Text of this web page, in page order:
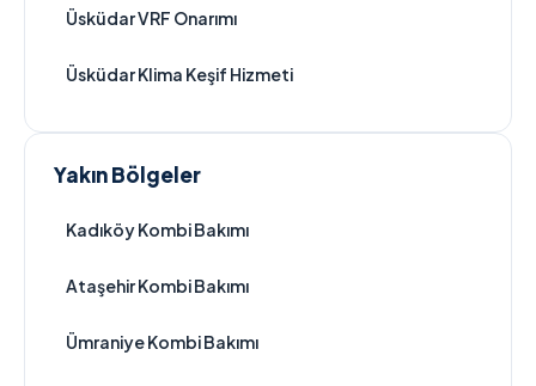
Üsküdar VRF Onarımı
Üsküdar Klima Keşif Hizmeti
Yakın Bölgeler
Kadıköy Kombi Bakımı
Ataşehir Kombi Bakımı
Ümraniye Kombi Bakımı